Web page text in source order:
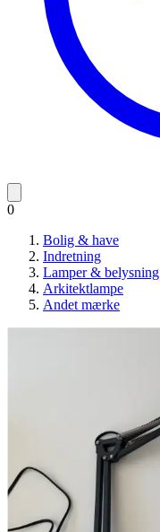
0
Bolig & have
Indretning
Lamper & belysning
Arkitektlampe
Andet mærke